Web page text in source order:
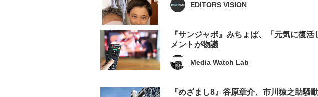
EDITORS VISION
『サンジャポ』みちょぱ、「元気に復
メントが物議
Media Watch Lab
『めざまし8』谷原章介、市川猿之助騒